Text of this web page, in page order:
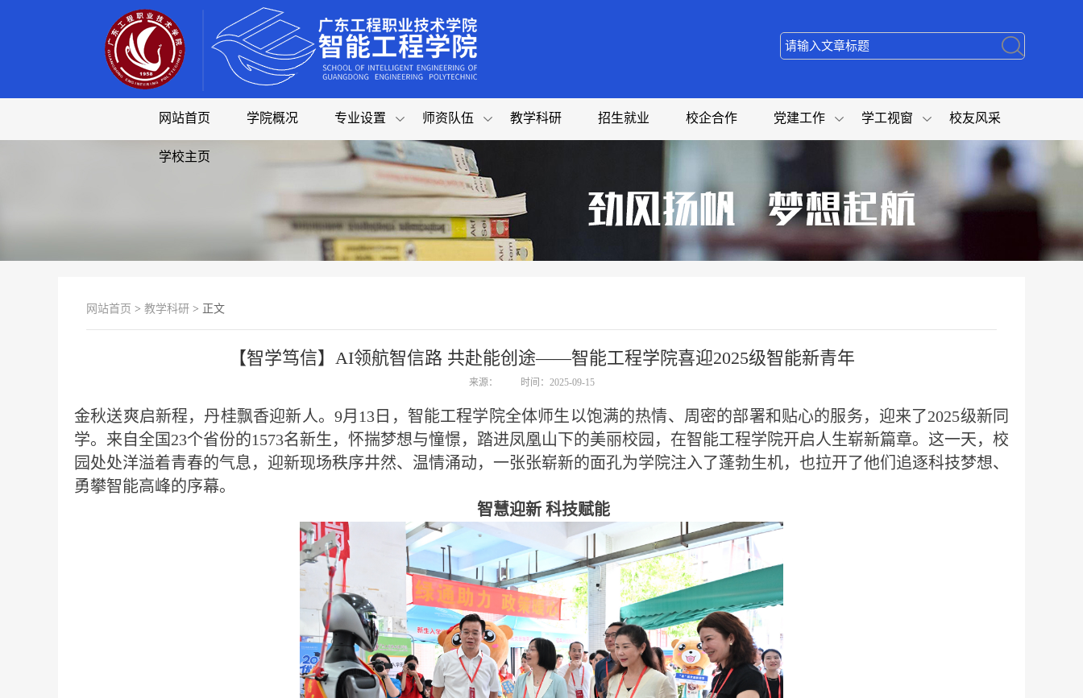
网站首页 学院概况 专业设置 师资队伍 教学科研 招生就业 校企合作 党建工作 学工视窗 校友风采
学校主页
网站首页 > 教学科研 > 正文
【智学笃信】AI领航智信路 共赴能创途——智能工程学院喜迎2025级智能新青年
来源： 时间：2025-09-15
金秋送爽启新程，丹桂飘香迎新人。9月13日，智能工程学院全体师生以饱满的热情、周密的部署和贴心的服务，迎来了2025级新同
学。来自全国23个省份的1573名新生，怀揣梦想与憧憬，踏进凤凰山下的美丽校园，在智能工程学院开启人生崭新篇章。这一天，校
园处处洋溢着青春的气息，迎新现场秩序井然、温情涌动，一张张崭新的面孔为学院注入了蓬勃生机，也拉开了他们追逐科技梦想、
勇攀智能高峰的序幕。
智慧迎新 科技赋能